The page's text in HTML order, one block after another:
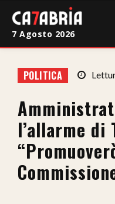
Cronaca
Giudiziaria
Politica
Sport
7 Agosto 2026
POLITICA
l’allarme di